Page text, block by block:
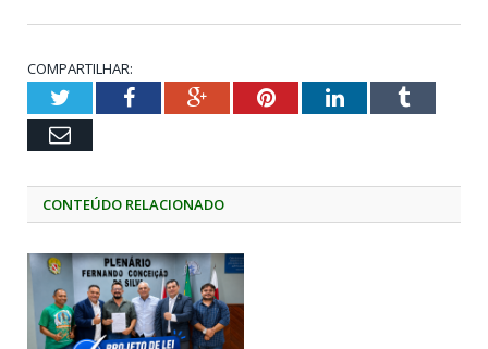
COMPARTILHAR:
TwitterFacebookGoogle+PinterestLinkedInTumblr
Email
CONTEÚDO RELACIONADO